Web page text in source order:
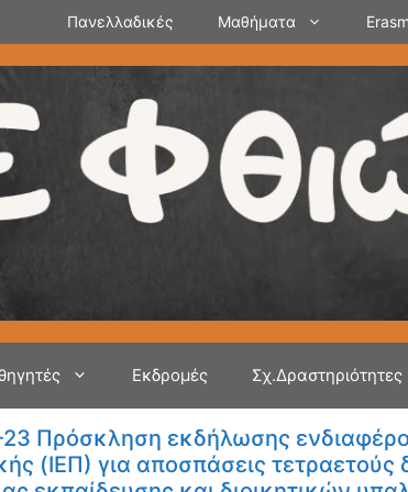
Πανελλαδικές Μαθήματα
Εκδρομές Σχ.Δραστηριότητες
Πρόσκληση εκδήλωσης
(ΙΕΠ) για αποσπάσεις